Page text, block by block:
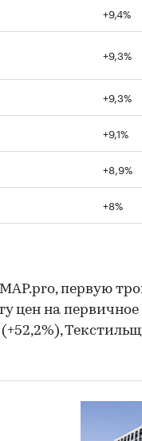
+9,4%
+9,3%
+9,3%
+9,1%
+8,9%
+8%
первую
цен на